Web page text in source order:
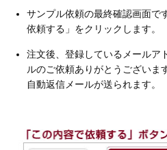
サンプル依頼の最終確認画面で
依頼する」をクリックします。
注文後、登録しているメールア
ルのご依頼ありがとうございま
自動返信メールが送られます。